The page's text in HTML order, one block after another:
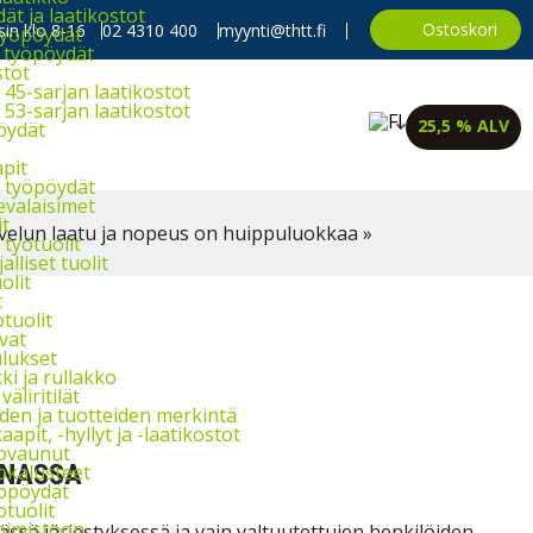
klo 8-16 02 4310 400 myynti@thtt.fi Ostoskori
ja laatikostot
työpöydät
sarjan laatikostot
sarjan laatikostot
työtuolit
tuolit
ja rullakko
ja tuotteiden merkintä
-hyllyt ja -laatikostot
25,5 % ALV
laatu ja nopeus on huippuluokkaa »